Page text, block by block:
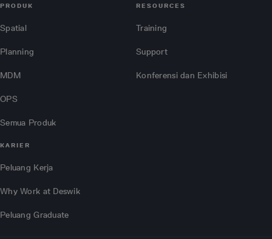
PRODUK
Spatial
Planning
MDM
OPS
Semua Produk
RESOURCES
Training
Support
Konferensi dan Exhibisi
KARIER
Peluang Kerja
Why Work at Deswik
Peluang Graduate